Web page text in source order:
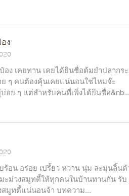
ง
ง เคยทาน เคยได้ยินชื่อต้มยำปลากระ
ๆ คนต้องคุ้นเคยแน่นอนใช่ไหมจ๊ะ
อย ๆ แต่สำหรับคนที่เพิ่งได้ยินชื่อ
อน อร่อย เปรี้ยว หวาน นุ่ม ละมุนลิ้นด้
ะม่วงสมูทตี้ให้ทุกคนในบ้านทานกัน รับ
สมูทตี้แน่นอนจ้า บทความ...